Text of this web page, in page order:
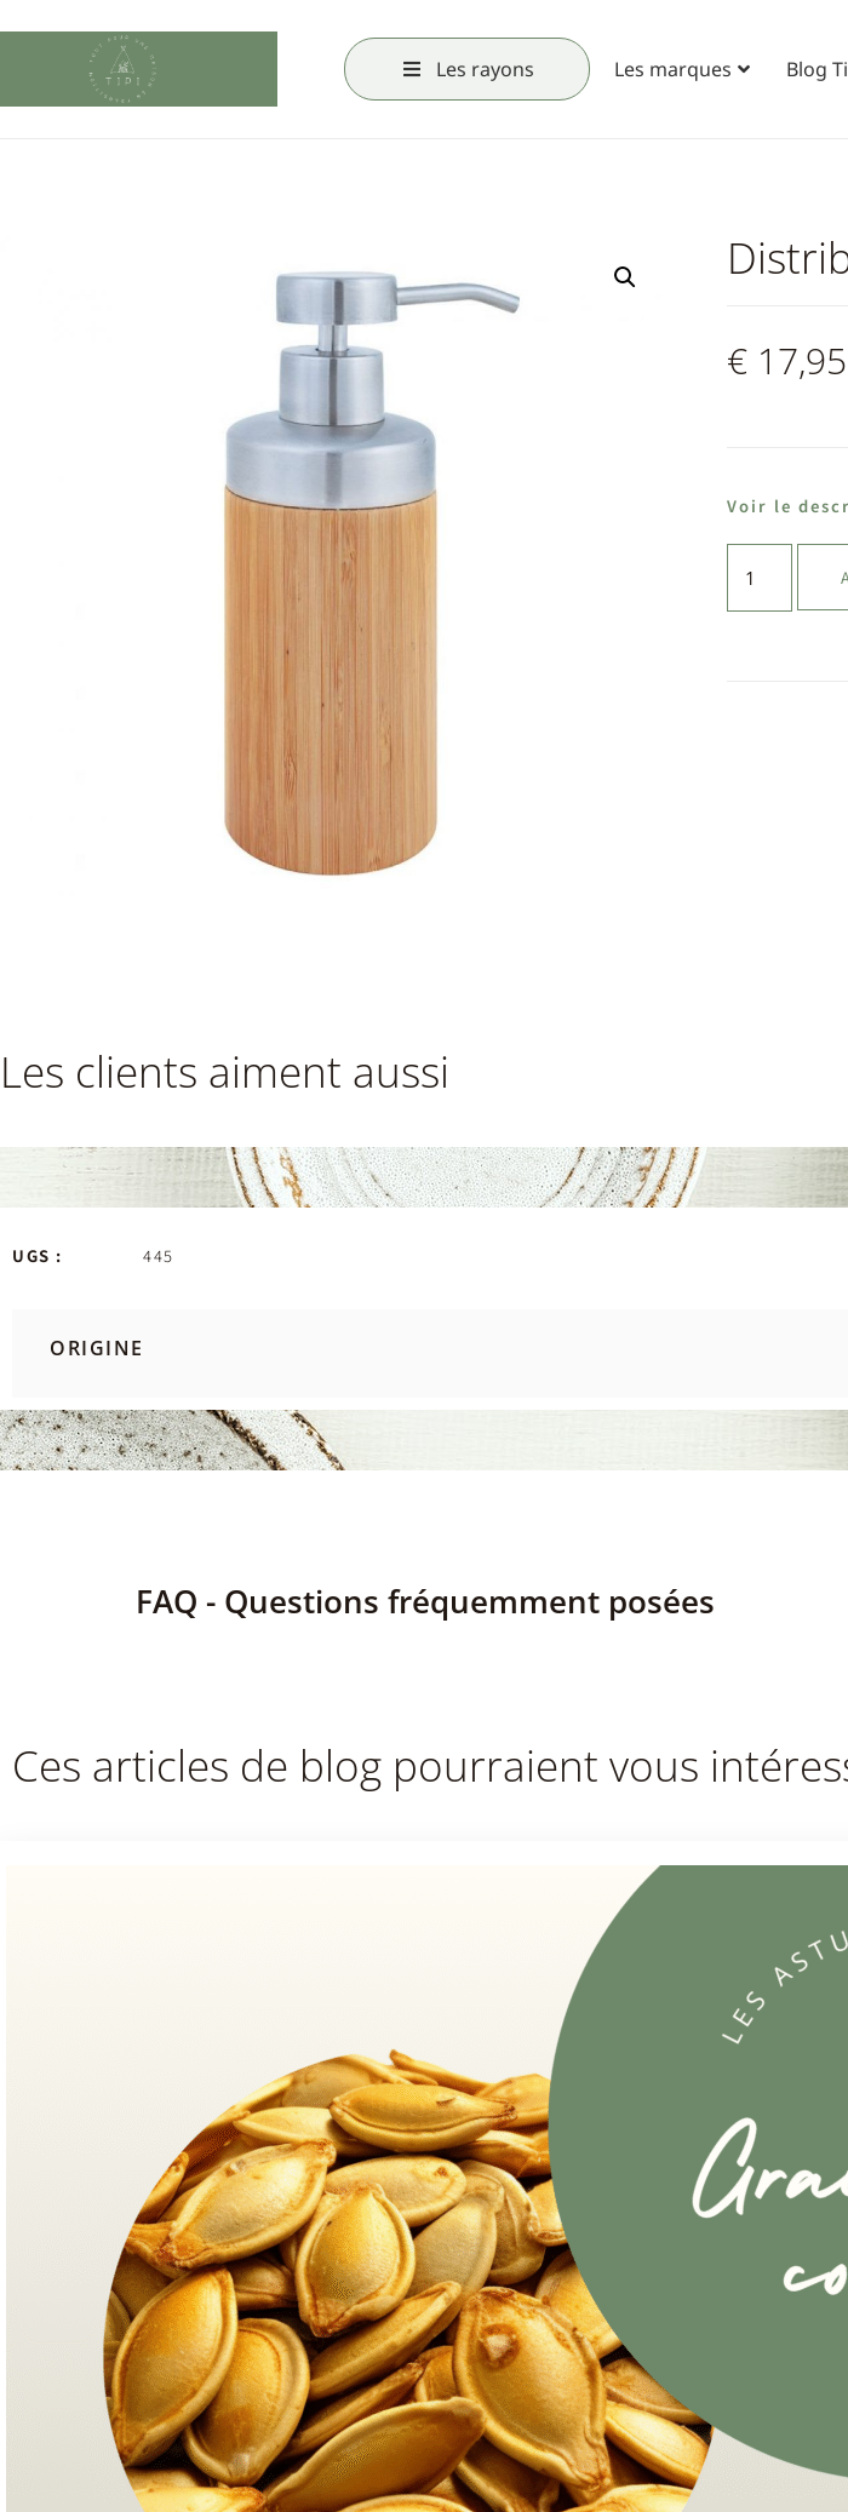
Les rayons Les marques Blog
€ 17,95
Voir le
Les clients aiment aussi
UGS : 445
ORIGINE
FAQ - Questions fréquemment posées
Ces articles de blog pourraient vous